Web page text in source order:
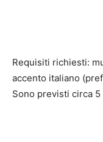
Requisiti richiesti:
accento italiano
Sono previsti circa